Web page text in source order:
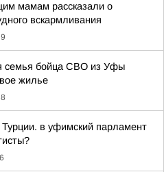
мамам рассказали о
вскармливания
семья бойца СВО из Уфы
жилье
в уфимский парламент